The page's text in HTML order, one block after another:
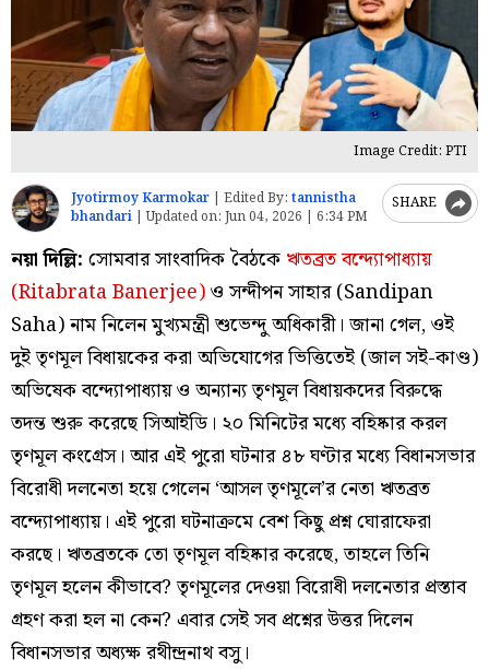
Image Credit: PTI
Jyotirmoy Karmokar Edited By: tannistha
bhandari |Updated on: Jun 04, 2026 | 6:34 PM
SHARE
নয়া দিল্লি: সোমবার সাংবাদিক বৈঠকে ঋতব্রত বন্দ্যোপাধ্যায়
(Ritabrata Banerjee)ও সন্দীপন সাহার (Sandipan
Saha) নাম নিলেন মুখ্যমন্ত্রী শুভেন্দু অধিকারী। জানা গেল, ওই
দুই তৃণমূল বিধায়কের করা অভিযোগের ভিত্তিতেই (জাল সই-কাণ্ড)
অভিষেক বন্দ্যোপাধ্যায় ও অন্যান্য তৃণমূল বিধায়কদের বিরুদ্ধে
তদন্ত শুরু করেছে সিআইডি। ২০ মিনিটের মধ্যে বহিষ্কার করল
তৃণমূল কংগ্রেস। আর এই পুরো ঘটনার ৪৮ ঘণ্টার মধ্যে বিধানসভার
বিরোধী দলনেতা হয়ে গেলেন ‘আসল তৃণমূলে’র নেতা ঋতব্রত
বন্দ্যোপাধ্যায়। এই পুরো ঘটনাক্রমে বেশ কিছু প্রশ্ন ঘোরাফেরা
করছে। ঋতব্রতকে তো তৃণমূল বহিষ্কার করেছে, তাহলে তিনি
তৃণমূল হলেন কীভাবে? তৃণমূলের দেওয়া বিরোধী দলনেতার প্রস্তাব
গ্রহণ করা হল না কেন? এবার সেই সব প্রশ্নের উত্তর দিলেন
বিধানসভার অধ্যক্ষ রথীন্দ্রনাথ বসু।